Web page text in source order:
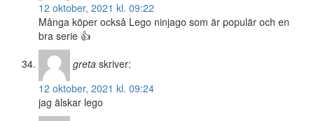
12 oktober, 2021 kl. 09:22
Många köper också Lego ninjago som är populär och en
bra serie 👍
greta skriver:
12 oktober, 2021 kl. 09:24
jag älskar lego